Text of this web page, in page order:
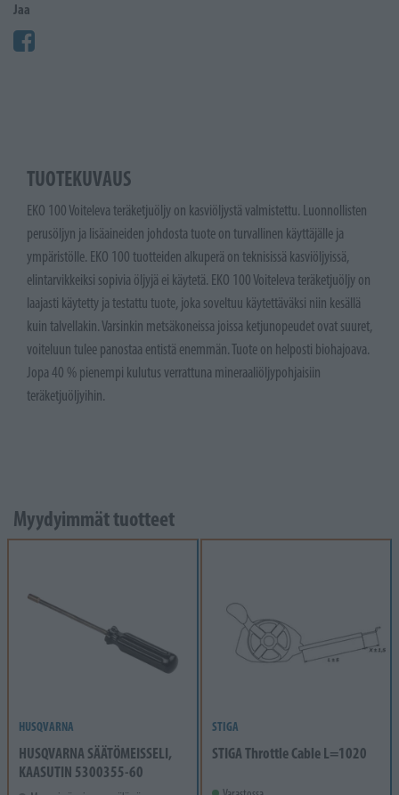
Jaa
TUOTEKUVAUS
EKO 100 Voiteleva teräketjuöljy on kasviöljystä valmistettu. Luonnollisten
perusöljyn ja lisäaineiden johdosta tuote on turvallinen käyttäjälle ja
ympäristölle. EKO 100 tuotteiden alkuperä on teknisissä kasviöljyissä,
elintarvikkeiksi sopivia öljyjä ei käytetä. EKO 100 Voiteleva teräketjuöljy on
laajasti käytetty ja testattu tuote, joka soveltuu käytettäväksi niin kesällä
kuin talvellakin. Varsinkin metsäkoneissa joissa ketjunopeudet ovat suuret,
voiteluun tulee panostaa entistä enemmän. Tuote on helposti biohajoava.
Jopa 40 % pienempi kulutus verrattuna mineraaliöljypohjaisiin
teräketjuöljyihin.
Myydyimmät tuotteet
HUSQVARNA
HUSQVARNA SÄÄTÖMEISSELI,
KAASUTIN 5300355-60
STIGA
STIGA Throttle Cable L=1020